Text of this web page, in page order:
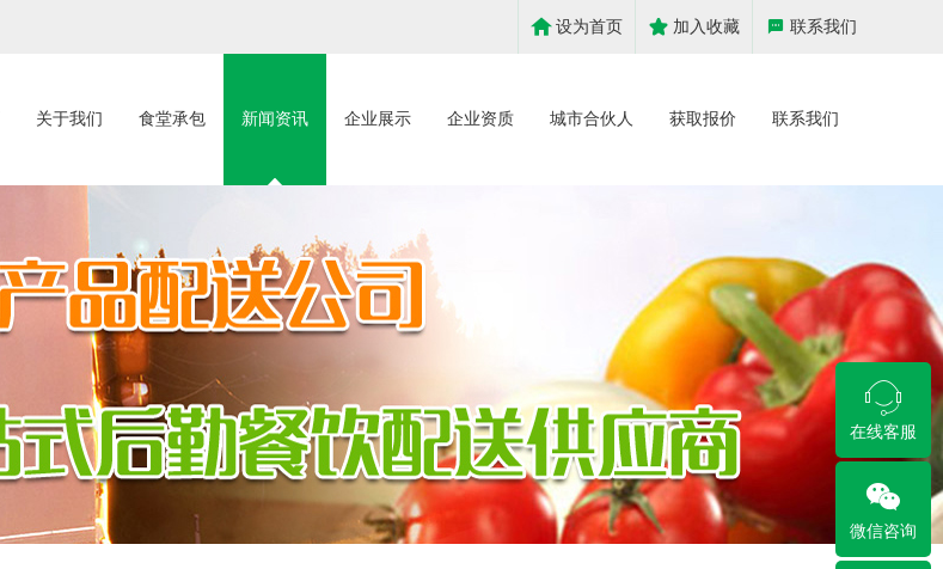
设为首页 加入收藏 联系我们
关于我们 食堂承包 新闻资讯 企业展示 企业资质 城市合伙人 获取报价 联系我们
在线客服
微信咨询